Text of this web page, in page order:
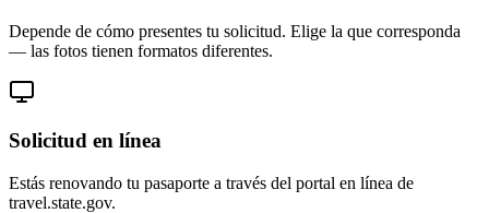
Depende de cómo presentes tu solicitud. Elige la que corresponda
— las fotos tienen formatos diferentes.
Solicitud en línea
Estás renovando tu pasaporte a través del portal en línea de
travel.state.gov.